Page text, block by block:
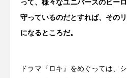
って、様々なユニバースのヒー
守っているのだとすれば、その
になるところだ。
ドラマ『ロキ』をめぐっては、